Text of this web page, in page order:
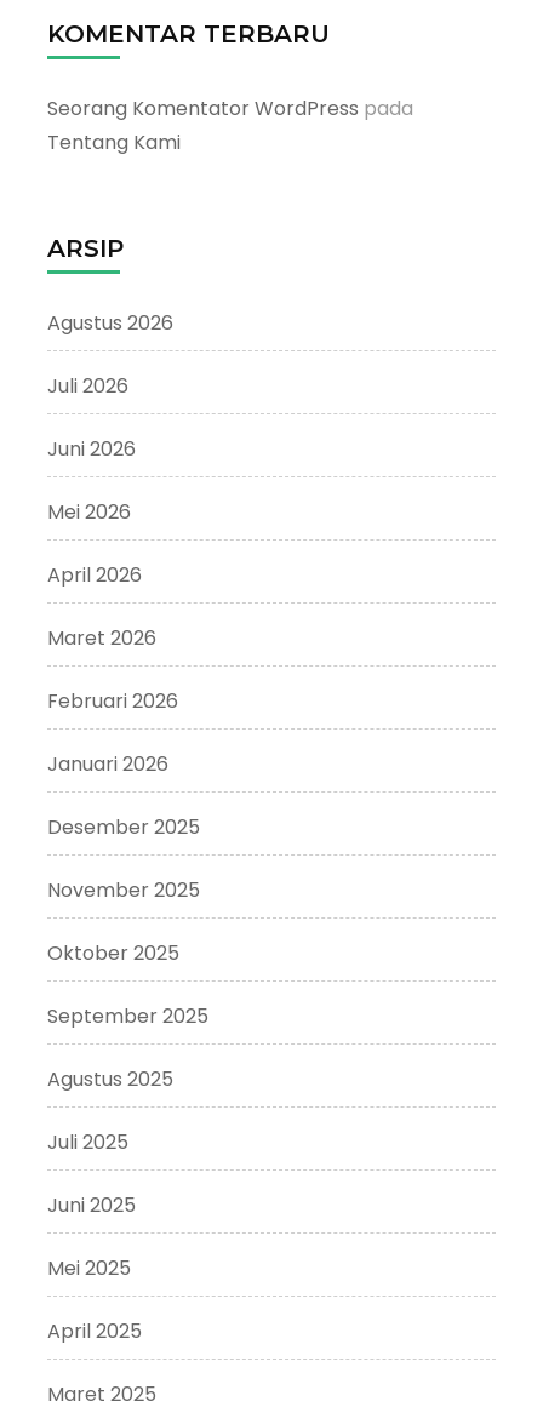
KOMENTAR TERBARU
Seorang Komentator WordPress pada
Tentang Kami
ARSIP
Agustus 2026
Juli 2026
Juni 2026
Mei 2026
April 2026
Maret 2026
Februari 2026
Januari 2026
Desember 2025
November 2025
Oktober 2025
September 2025
Agustus 2025
Juli 2025
Juni 2025
Mei 2025
April 2025
Maret 2025